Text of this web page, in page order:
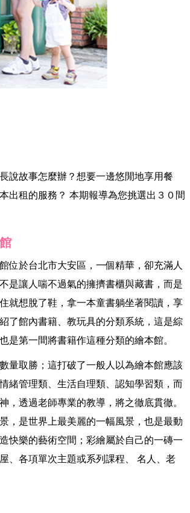
說故事怎麼辦？想要一邊悠閒地享用餐
出租的服務？ 本期報導為您挑選出３０間
位於台北市大安區，一個精華，卻充滿人
是讓人喘不過氣的擁擠書櫃與藏書，而是
就想脫了鞋，拿一本童書躺坐著閱讀，享
了館內書籍、教玩具的分類系統，這是綜
是第一間將書籍作這種分類的繪本館。
量取勝；這打破了一般人以為繪本館應該
緒管理類、生活自理類、認知學習類，而
，透過老師專業的教導，將之徹底貫徹。
，是世界上最美麗的一幅風景，也是最動
快樂的藝術空間；彩繪屬於自己的一磚一
、各項單次主題或系列課程、 名人、老